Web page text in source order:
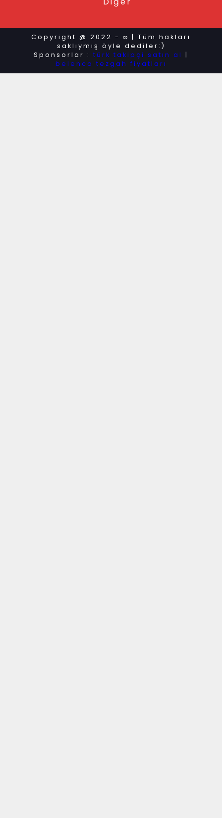
Copyright @ 2022 - ∞ | Tüm hakları
saklıymış öyle dediler:)
Sponsorlar : türk takipçi satın al
|
belenco tezgah fiyatları